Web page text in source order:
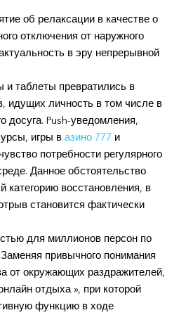
об релаксации в качестве о
отключения от наружного
в эру непрерывной
таблеты превратились в
идущих личность в том числе в
досуга. Push-уведомления,
игры вазино 777 и
потребности регулярного
Данное обстоятельство
категорию восстановления, в
становится фактически
для миллионов персон по
привычного понимания
от окружающих раздражителей,
отдыха », при которой
функцию в ходе